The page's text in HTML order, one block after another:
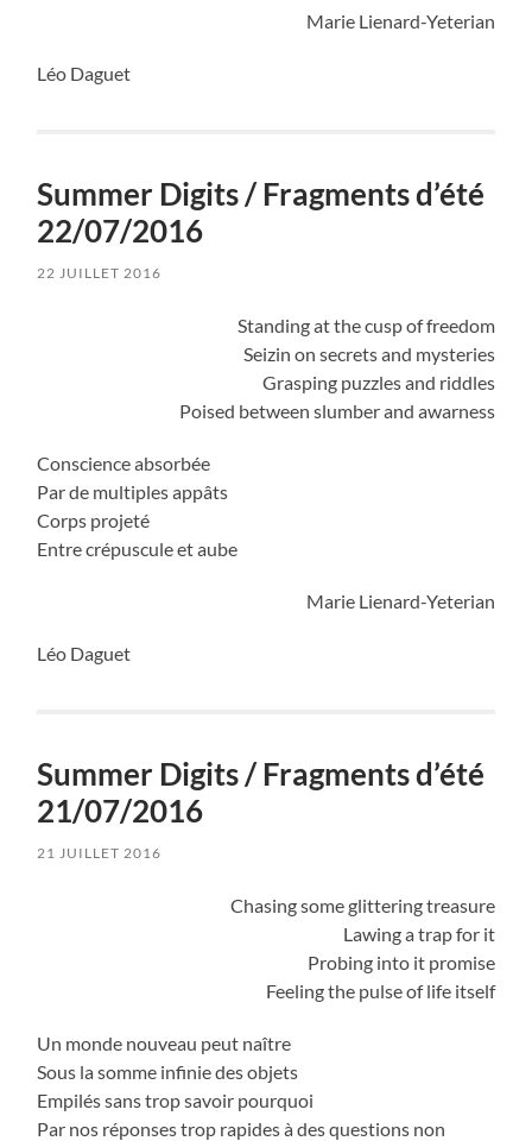
Marie Lienard-Yeterian
Léo Daguet
Summer Digits / Fragments d’été
22/07/2016
22 JUILLET 2016
Standing at the cusp of freedom
Seizin on secrets and mysteries
Grasping puzzles and riddles
Poised between slumber and awarness
Conscience absorbée
Par de multiples appâts
Corps projeté
Entre crépuscule et aube
Marie Lienard-Yeterian
Léo Daguet
Summer Digits / Fragments d’été
21/07/2016
21 JUILLET 2016
Chasing some glittering treasure
Lawing a trap for it
Probing into it promise
Feeling the pulse of life itself
Un monde nouveau peut naître
Sous la somme infinie des objets
Empilés sans trop savoir pourquoi
Par nos réponses trop rapides à des questions non